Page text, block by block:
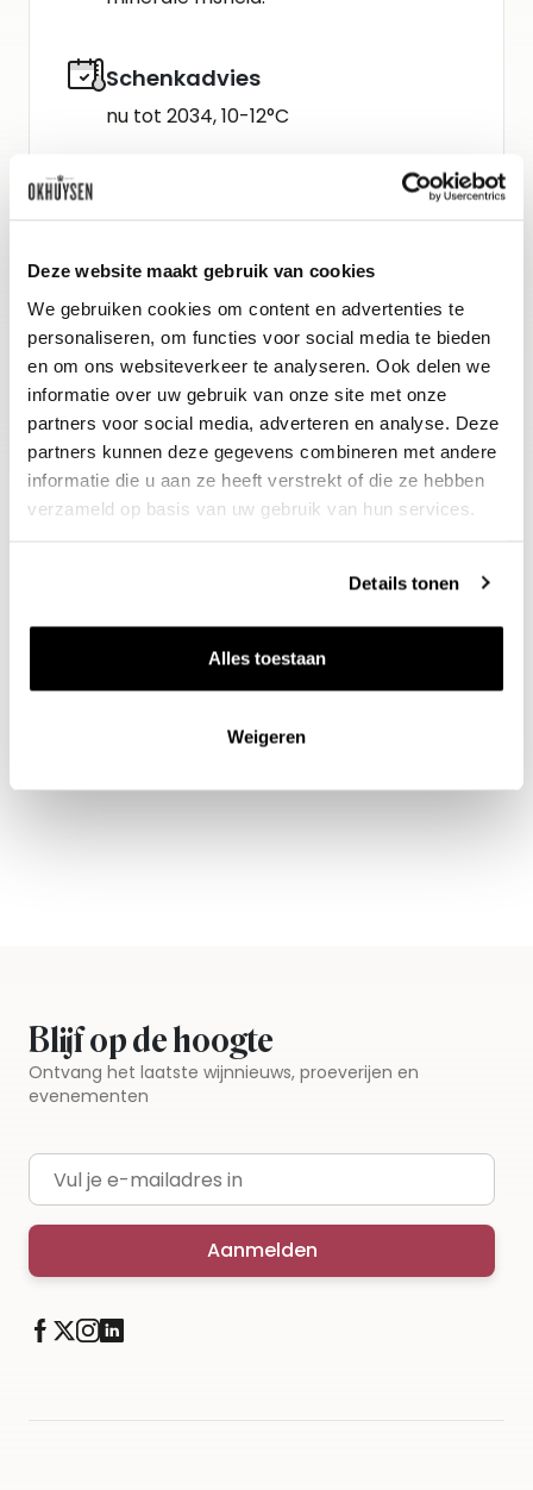
Deze website maakt gebruik van cookies
We gebruiken cookies om content en advertenties te
personaliseren, om functies voor social media te bieden
en om ons websiteverkeer te analyseren. Ook delen we
informatie over uw gebruik van onze site met onze
partners voor social media, adverteren en analyse. Deze
partners kunnen deze gegevens combineren met andere
informatie die u aan ze heeft verstrekt of die ze hebben
verzameld op basis van uw gebruik van hun services.
Details tonen
Alles toestaan
Weigeren
Schenkadvies
nu tot 2034, 10-12°C
walnoten of bij lichte gerechten met
vis, schaal- of schelpdieren.
Gidsbeoordeling
R. Parker/The Wine Advocate : 92
Nieuws & inspiratie in Vineé Vineuse
Blijf op de hoogte
Ontvang het laatste wijnnieuws, proeverijen en
evenementen
E-mailadres
Aanmelden